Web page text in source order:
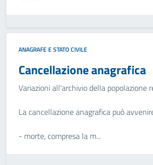
ANAGRAFE E STATO CIVILE
Cancellazione anagrafica
Variazioni all'archivio della popolazione
La cancellazione anagrafica può
- morte, compresa la m...